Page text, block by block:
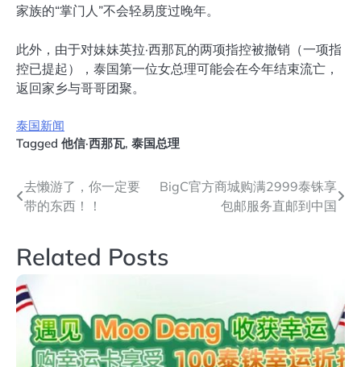
家族的“掌门人”不会轻易度过晚年。
此外，由于对妹妹英拉·西那瓦的两项指控被撤销（一项指
控已提起），泰国第一位女总理可能会在今年结束流亡，
返回家乡与哥哥团聚。
泰国新闻
Tagged 他信·西那瓦, 泰国总理
文
章
导
航
去懒游了，你一定要
带的东西！！
BigC官方商城购满2999泰铢享
包邮服务直邮到中国
Related Posts